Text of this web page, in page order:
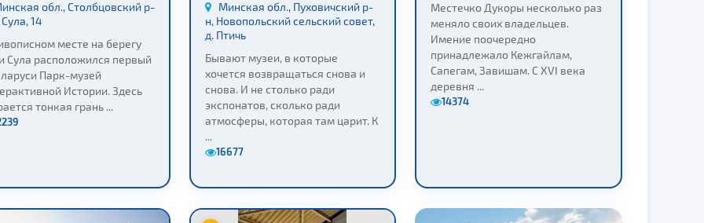
обл., Столбцовский р-
Сула, 14
месте на берегу
Сула расположился первый
Парк-музей
Истории. Здесь
тонкая грань ...
Минская обл., Пуховичский р-
н, Новопольский сельский совет,
д. Птичь
Бывают музеи, в которые
хочется возвращаться снова и
снова. И не столько ради
экспонатов, сколько ради
атмосферы, которая там царит. К
...
16677
Местечко Дукоры несколько раз
меняло своих владельцев.
Имение поочередно
принадлежало Кежгайлам,
Сапегам, Завишам. С XVI века
деревня ...
14374